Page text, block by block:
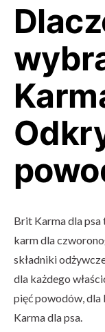
Brit Karma dla psa
karm dla
składniki
dla każdego
pięć powodów,
Karma dla psa.